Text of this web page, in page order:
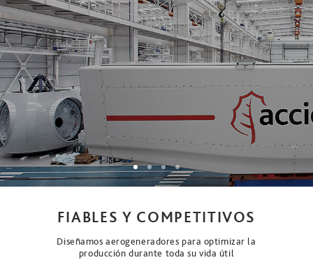
FIABLES Y COMPETITIVOS
Diseñamos aerogeneradores para optimizar la
producción durante toda su vida útil